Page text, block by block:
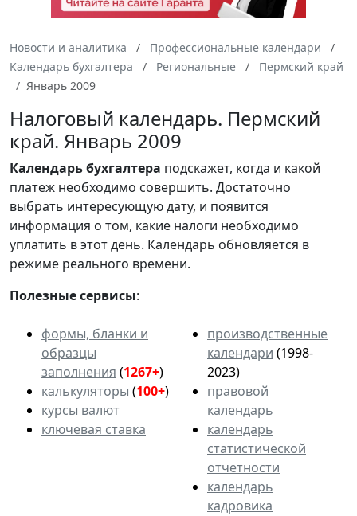
Новости и аналитика
Профессиональные календари
Календарь бухгалтера
Региональные
Пермский край
Январь 2009
Налоговый календарь. Пермский
край. Январь 2009
Календарьбухгалтера подскажет, когда и какой
платеж необходимо совершить. Достаточно
выбрать интересующую дату, и появится
информация о том, какие налоги необходимо
уплатить в этот день. Календарь обновляется в
режиме реального времени.
Полезные сервисы:
формы, бланки и
образцы
заполнения (1267+)
калькуляторы (100+)
курсы валют
ключевая ставка
производственные
календари (1998-
2023)
правовой
календарь
календарь
статистической
отчетности
календарь
кадровика